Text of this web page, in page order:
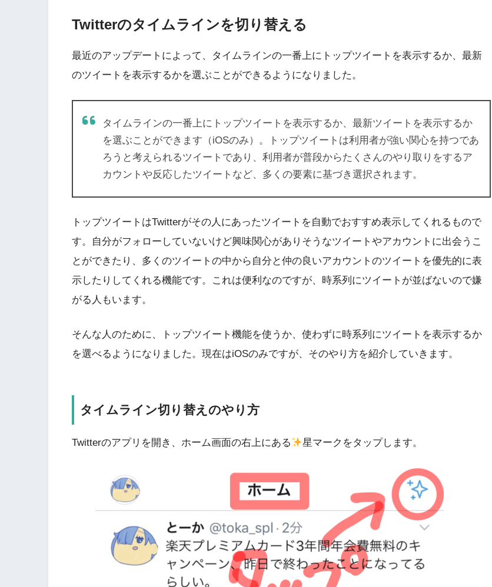
Twitterのタイムラインを切り替える
最近のアップデートによって、タイムラインの一番上にトップツイートを表示するか、最新
のツイートを表示するかを選ぶことができるようになりました。
タイムラインの一番上にトップツイートを表示するか、最新ツイートを表示するか
を選ぶことができます（iOSのみ）。トップツイートは利用者が強い関心を持つであ
ろうと考えられるツイートであり、利用者が普段からたくさんのやり取りをするア
カウントや反応したツイートなど、多くの要素に基づき選択されます。
トップツイートはTwitterがその人にあったツイートを自動でおすすめ表示してくれるもので
す。自分がフォローしていないけど興味関心がありそうなツイートやアカウントに出会うこ
とができたり、多くのツイートの中から自分と仲の良いアカウントのツイートを優先的に表
示したりしてくれる機能です。これは便利なのですが、時系列にツイートが並ばないので嫌
がる人もいます。
そんな人のために、トップツイート機能を使うか、使わずに時系列にツイートを表示するか
を選べるようになりました。現在はiOSのみですが、そのやり方を紹介していきます。
タイムライン切り替えのやり方
Twitterのアプリを開き、ホーム画面の右上にある 星マークをタップします。